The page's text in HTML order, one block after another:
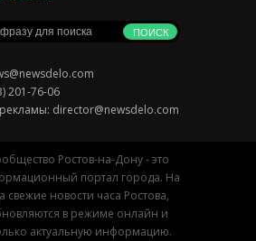
201-76-06
director@newsdelo.com
Ростов-на-Дону - это
портал города. На
свежие новости часа Ростова,
в режиме онлайн и
актуальную информацию.